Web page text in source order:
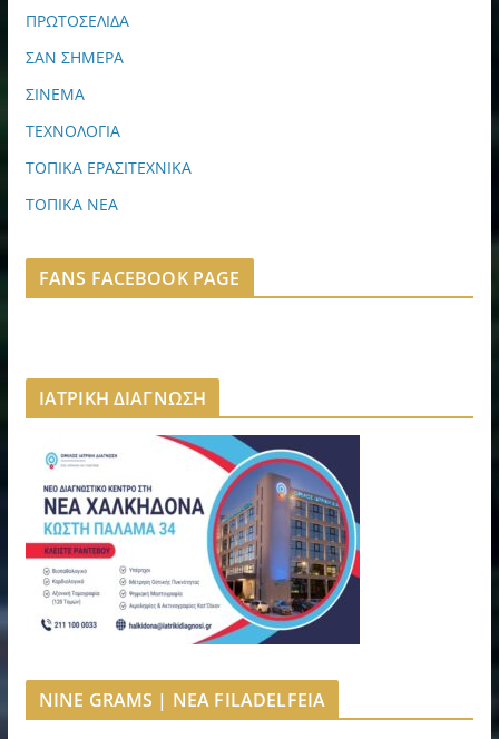
ΠΡΩΤΟΣΕΛΙΔΑ
ΣΑΝ ΣΗΜΕΡΑ
ΣΙΝΕΜΑ
ΤΕΧΝΟΛΟΓΙΑ
ΤΟΠΙΚΑ ΕΡΑΣΙΤΕΧΝΙΚΑ
ΤΟΠΙΚΑ ΝΕΑ
FANS FACEBOOK PAGE
ΙΑΤΡΙΚΗ ΔΙΑΓΝΩΣΗ
NINE GRAMS | NEA FILADELFEIA